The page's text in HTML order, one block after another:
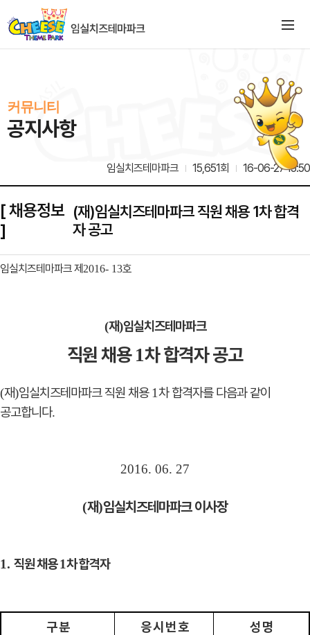
커뮤니티
공지사항
임실치즈테마파크 15,651회 16-06-27 15:50
[ 채용정보
]
(재)임실치즈테마파크 직원 채용 1차 합격
자 공고
임실치즈테마파크 제 2016- 13호
(재)임실치즈테마파크
직원 채용 1차 합격자 공고
(재)임실치즈테마파크 직원 채용1 차 합격자를 다음과 같이
공고합니다.
2016. 06. 27
(재)임실치즈테마파크 이사장
1. 직원 채용1차 합격자
구 분 응 시 번 호 성 명